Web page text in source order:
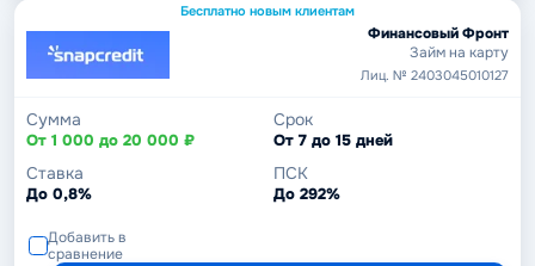
Бесплатно новым клиентам
Финансовый Фронт
Займ на карту
Лиц. № 2403045010127
Сумма
От 1 000 до 20 000 ₽
Срок
От 7 до 15 дней
Ставка
До 0,8%
ПСК
До 292%
Добавить в
сравнение